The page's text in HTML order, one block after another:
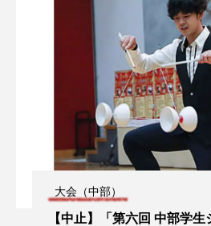
大会（中部）
【中止】「第六回 中部学